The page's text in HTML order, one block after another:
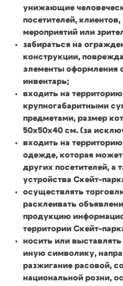
унижающие
посетителей,
мероприятий или
забираться на
конструкции,
элементы оформления
инвентарь;
входить на
крупногабаритными
предметами, размер
50х50х40 см. (за
входить на
одежде, которая
других посетителей, а
устройства Скейт-
осуществлять
расклеивать
продукцию
территории Скейт-
носить или
иную символику,
разжигание расовой,
национальной розни,